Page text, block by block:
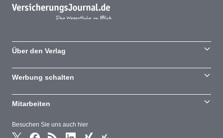
Besuchen Sie uns auch hier
Über den Verlag
Werbung schalten
Mitarbeiten